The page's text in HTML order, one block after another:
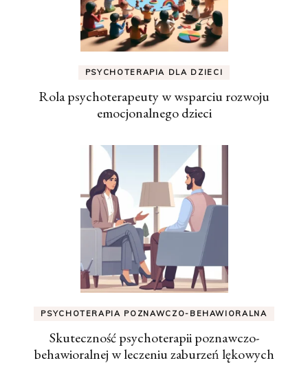
PSYCHOTERAPIA DLA DZIECI
Rola psychoterapeuty w wsparciu rozwoju
emocjonalnego dzieci
PSYCHOTERAPIA POZNAWCZO-BEHAWIORALNA
Skuteczność psychoterapii poznawczo-
behawioralnej w leczeniu zaburzeń lękowych